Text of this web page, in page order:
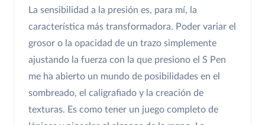
La sensibilidad a la presión es, para mí, la
característica más transformadora. Poder variar el
grosor o la opacidad de un trazo simplemente
ajustando la fuerza con la que presiono el S Pen
me ha abierto un mundo de posibilidades en el
sombreado, el caligrafiado y la creación de
texturas. Es como tener un juego completo de